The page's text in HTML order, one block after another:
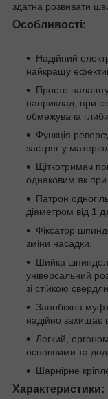
здатна розвивати
Особливості:
Надійний
найкращу
Просте
наприклад, при
обмежувача
Функція
застряг у
Щіткотримач
однаковим як при
Патрон
діаметром від 1
Фіксатор
зміни насадки.
Шийка
універсальний
зі стійкою
Запобіжна
надійно захищає
Легкий,
основними та
Шарнірне
Характеристики: